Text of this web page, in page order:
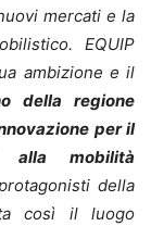
mercati e la
EQUIP
ambizione e il
della regione
per il
alla mobilità
della
così il luogo